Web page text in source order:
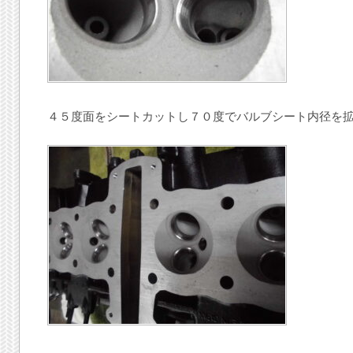
４５度面をシートカットし７０度でバルブシート内径を